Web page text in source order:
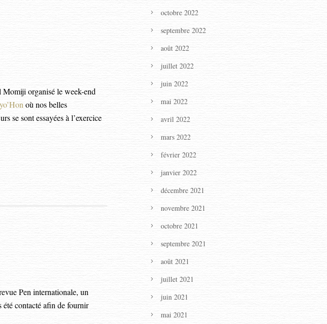
organisé le week-end
où nos belles
se sont essayées à l’exercice
Pen internationale, un
été contacté afin de fournir
octobre 2022
septembre 2022
août 2022
juillet 2022
juin 2022
mai 2022
avril 2022
mars 2022
février 2022
janvier 2022
décembre 2021
novembre 2021
octobre 2021
septembre 2021
août 2021
juillet 2021
juin 2021
mai 2021